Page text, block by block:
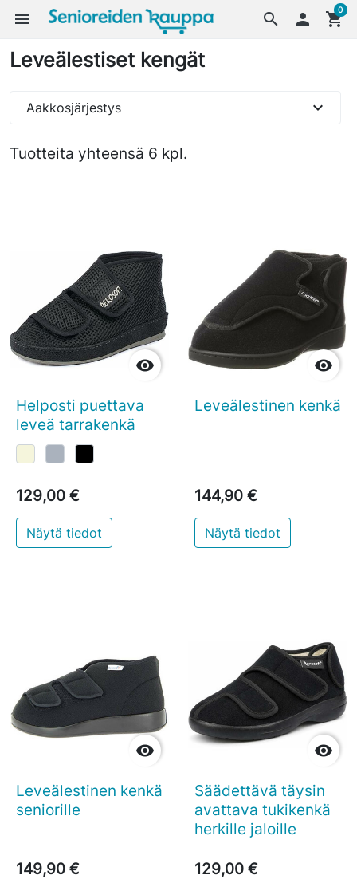
search
menu  shopping_cart
0
Leveälestiset kengät
Tuotteita yhteensä 6 kpl.
Aakkosjärjestys expand_more

Helposti puettava
leveä tarrakenkä
129,00 €
Näytä tiedot

Leveälestinen kenkä
144,90 €
Näytä tiedot

Leveälestinen kenkä
seniorille
149,90 €

Säädettävä täysin
avattava tukikenkä
herkille jaloille
129,00 €